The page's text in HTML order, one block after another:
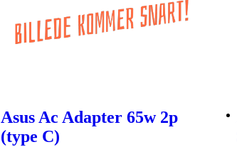
Asus Ac Adapter 65w 2p
(type C)